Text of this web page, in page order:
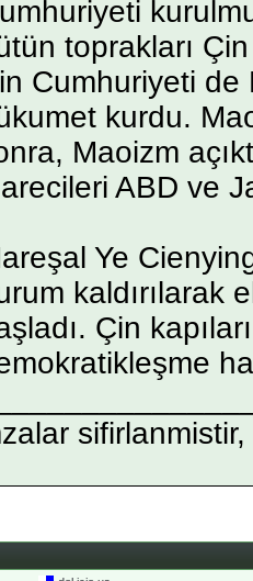
toprakları
Cumhuriyeti de
kurdu.
Maoizm
ABD ve
Ye
kaldırılarak
Çin